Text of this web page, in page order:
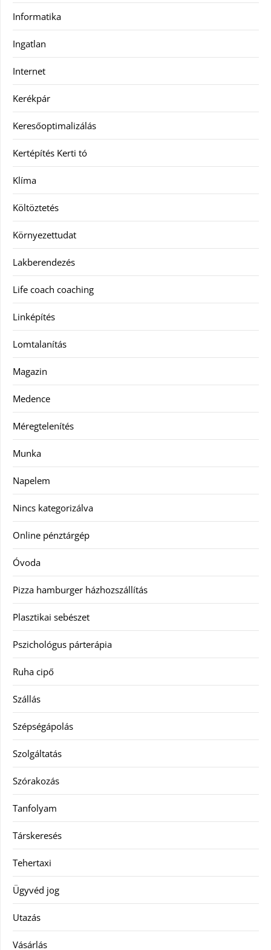
Informatika
Ingatlan
Internet
Kerékpár
Keresőoptimalizálás
Kertépítés Kerti tó
Klíma
Költöztetés
Környezettudat
Lakberendezés
Life coach coaching
Linképítés
Lomtalanítás
Magazin
Medence
Méregtelenítés
Munka
Napelem
Nincs kategorizálva
Online pénztárgép
Óvoda
Pizza hamburger házhozszállítás
Plasztikai sebészet
Pszichológus párterápia
Ruha cipő
Szállás
Szépségápolás
Szolgáltatás
Szórakozás
Tanfolyam
Társkeresés
Tehertaxi
Ügyvéd jog
Utazás
Vásárlás